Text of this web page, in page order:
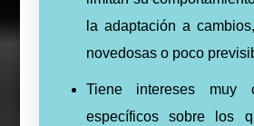
la adaptación a
novedosas o poco
Tiene intereses muy
específicos sobre los